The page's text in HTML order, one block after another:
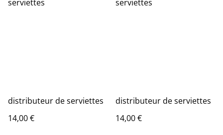
distributeur de serviettes
14,00 €
distributeur de serviettes
14,00 €